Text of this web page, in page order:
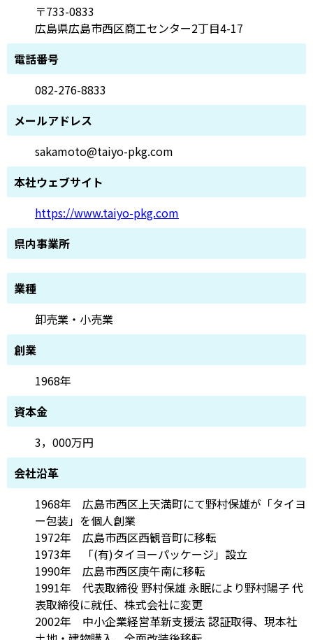
〒733-0833
広島県広島市西区商工センター2丁目4-17
電話番号
082-276-8833
メールアドレス
sakamoto@taiyo-pkg.com
本社ウェブサイト
https://www.taiyo-pkg.com
県内事業所
業種
卸売業・小売業
創業
1968年
資本金
3，000万円
会社沿革
1968年 広島市西区上天満町にて野村保雄が「タイヨ
ー包装」を個人創業
1972年 広島市西区西観音町に移転
1973年 「(有)タイヨーパッケージ」設立
1990年 広島市西区庚午南に移転
1991年 代表取締役 野村保雄 永眠により野村陽子 代
表取締役に就任、株式会社に変更
2002年 中小企業経営革新支援法 認証取得、現本社